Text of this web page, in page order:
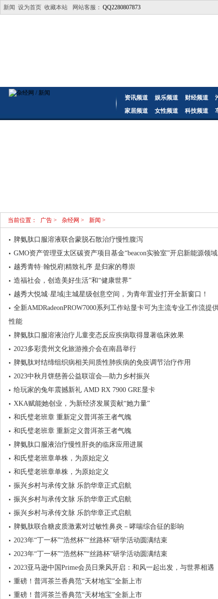
新闻 设为首页 收藏本站 网站客服： QQ2280807873
资讯频道 娱乐频道 财经频道
家居频道
女性频道 科技频道
当前位置： 广告 > 杂经网 > 新闻 >
脾氨肽口服溶液联合蒙脱石散治疗慢性腹泻
GMO资产管理亚太区碳资产项目基金“beacon实验室”开启新能源领
越秀青特·翰悦府|精致礼序 是归家的尊崇
造福社会，创造美好生活”和“健康世界”
越秀大悦城·星域|主城星级创意空间，为青年置业打开全新窗口！
全新AMDRadeonPROW7000系列工作站显卡可为主流专业工作流提
性能
脾氨肽口服溶液治疗儿童变态反应疾病取得显著临床效果
2023多彩贵州文化旅游推介会在南昌举行
脾氨肽对结缔组织病相关间质性肺疾病的免疫调节治疗作用
2023中秋月饼慈善公益联谊会—助力乡村振兴
给玩家的兔年震撼新礼 AMD RX 7900 GRE显卡
XKA赋能她创业，为新经济发展贡献“她力量”
和氏璧老班章 重新定义普洱茶王者气魄
和氏璧老班章 重新定义普洱茶王者气魄
脾氨肽口服液治疗慢性肝炎的临床应用进展
和氏璧老班章单株，为原始定义
和氏璧老班章单株，为原始定义
振兴乡村与承传文脉 乐韵华章正式启航
振兴乡村与承传文脉 乐韵华章正式启航
振兴乡村与承传文脉 乐韵华章正式启航
脾氨肽联合糖皮质激素对过敏性鼻炎－哮喘综合征的影响
2023年“丁一杯”“浩然杯”“丝路杯”研学活动圆满结束
2023年“丁一杯”“浩然杯”“丝路杯”研学活动圆满结束
2023亚马逊中国Prime会员日乘风开启：和风一起出发，与世界相遇
重磅！普洱茶兰香典范“天材地宝”全新上市
重磅！普洱茶兰香典范“天材地宝”全新上市